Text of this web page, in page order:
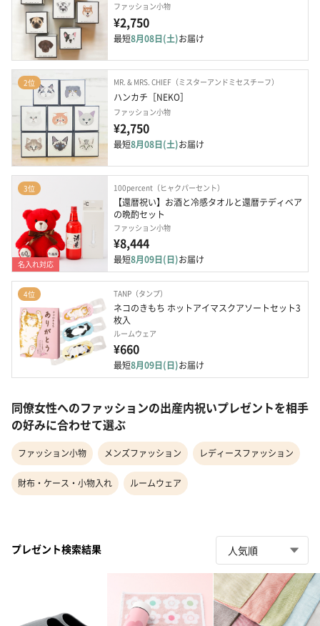
ファッション小物
¥2,750
最短8月08日(土)お届け
2位 MR. & MRS. CHIEF（ミスターアンドミセスチーフ）
ハンカチ［NEKO］
ファッション小物
¥2,750
最短8月08日(土)お届け
3位
名入れ対応
100percent（ヒャクパーセント）
【還暦祝い】お酒と冷感タオルと還暦テディベア
の晩酌セット
ファッション小物
¥8,444
最短8月09日(日)お届け
4位 TANP（タンプ）
ネコのきもち ホットアイマスクアソートセット3
枚入
ルームウェア
¥660
最短8月09日(日)お届け
同僚女性へのファッションの出産内祝いプレゼントを相手
の好みに合わせて選ぶ
ファッション小物 メンズファッション レディースファッション
財布・ケース・小物入れ ルームウェア
プレゼント検索結果